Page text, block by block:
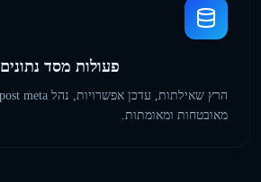
פעולות מסד נתונים
מאובטחות ומאומתות.